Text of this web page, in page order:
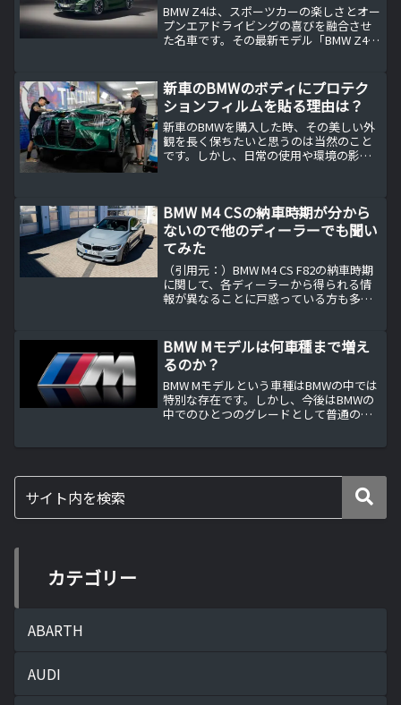
BMW Z4は、スポーツカーの楽しさとオー
プンエアドライビングの喜びを融合させ
た名車です。その最新モデル「BMW Z4
ドライバーとの一体感を追求していま
す。...
新車のBMWのボディにプロテク
ションフィルムを貼る理由は？
新車のBMWを購入した時、その美しい外
観を長く保ちたいと思うのは当然のこと
です。しかし、日常の使用や環境の影響
塗装を保護し、長期間にわ...
BMW M4 CSの納車時期が分から
ないので他のディーラーでも聞い
てみた
（引用元：）BMW M4 CS F82の納車時期
に関して、各ディーラーから得られる情
報が異なることに戸惑っている方も多い
時期の情報は重要です。本記事では、私
が実際に体験...
BMW Mモデルは何車種まで増え
るのか？
BMW Mモデルという車種はBMWの中では
特別な存在です。しかし、今後はBMWの
中でのひとつのグレードとして普通のモ
カテゴリー
ABARTH
AUDI